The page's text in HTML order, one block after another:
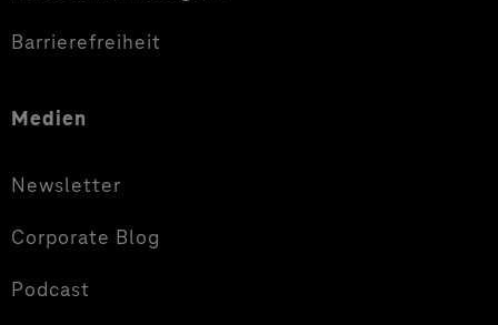
Barrierefreiheit
Medien
Newsletter
Corporate Blog
Podcast